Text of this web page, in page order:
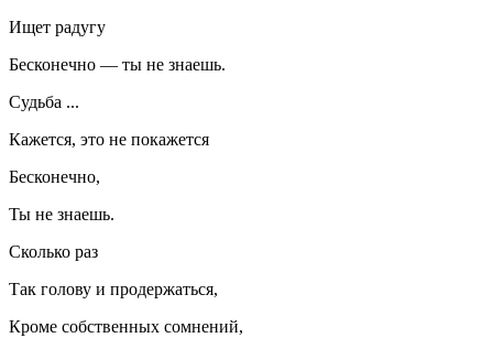
Ищет радугу
Бесконечно — ты не знаешь.
Судьба ...
Кажется, это не покажется
Бесконечно,
Ты не знаешь.
Сколько раз
Так голову и продержаться,
Кроме собственных сомнений,